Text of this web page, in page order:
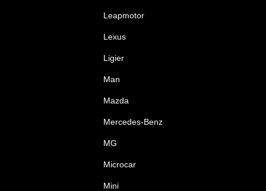
Leapmotor
Lexus
Ligier
Man
Mazda
Mercedes-Benz
MG
Microcar
Mini